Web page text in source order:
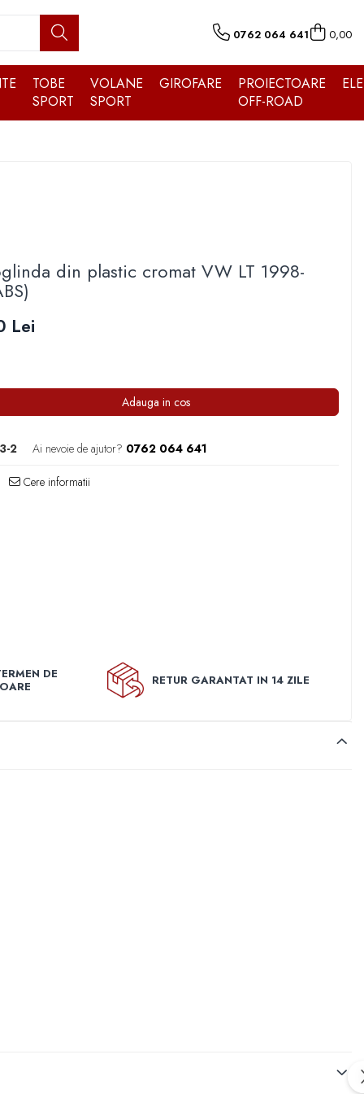
0762 064 641 0,00
TOBE
SPORT
VOLANE
SPORT
GIROFARE
PROIECTOARE
OFF-ROAD
din plastic cromat VW LT 1998-
Lei
Adauga in cos
2 Ai nevoie de ajutor? 0762 064 641
Cere informatii
DE
RETUR GARANTAT IN 14 ZILE